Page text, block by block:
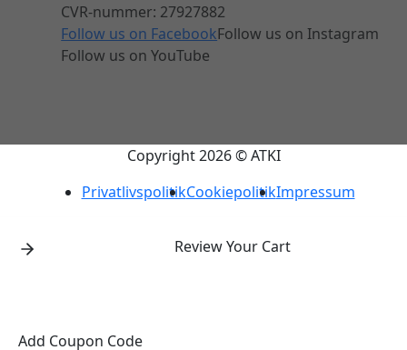
CVR-nummer: 27927882
Follow us on FacebookFollow us on Instagram
Follow us on YouTube
Copyright 2026 © ATKI
PrivatlivspolitikCookiepolitikImpressum
Review Your Cart
Add Coupon Code